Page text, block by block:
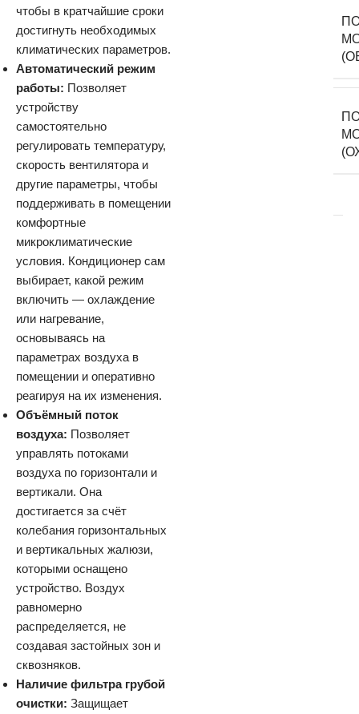
чтобы в кратчайшие сроки
достигнуть необходимых
климатических параметров.
Автоматический режим
работы: Позволяет
устройству
самостоятельно
регулировать температуру,
скорость вентилятора и
другие параметры, чтобы
поддерживать в помещении
комфортные
микроклиматические
условия. Кондиционер сам
выбирает, какой режим
включить — охлаждение
или нагревание,
основываясь на
параметрах воздуха в
помещении и оперативно
реагируя на их изменения.
Объёмный поток
воздуха: Позволяет
управлять потоками
воздуха по горизонтали и
вертикали. Она
достигается за счёт
колебания горизонтальных
и вертикальных жалюзи,
которыми оснащено
устройство. Воздух
равномерно
распределяется, не
создавая застойных зон и
сквозняков.
Наличие фильтра грубой
очистки: Защищает